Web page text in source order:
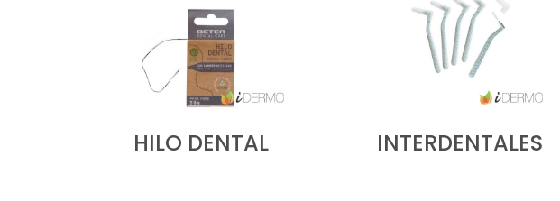
HILO DENTAL INTERDENTALES